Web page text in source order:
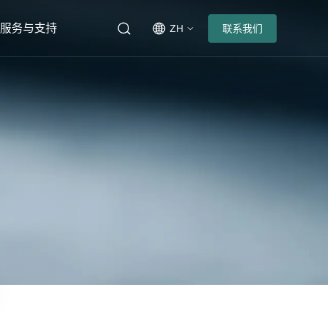
服务与支持 ZH 联系我们